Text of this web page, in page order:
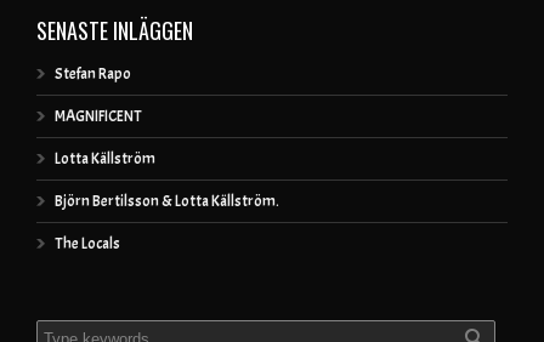
SENASTE INLÄGGEN
Stefan Rapo
MAGNIFICENT
Lotta Källström
Björn Bertilsson & Lotta Källström.
The Locals